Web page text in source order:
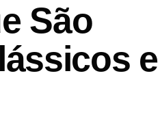
São
e